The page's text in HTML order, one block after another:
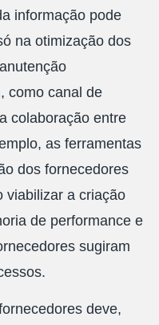
informação pode
na otimização dos
como canal de
colaboração entre
as ferramentas
dos fornecedores
viabilizar a criação
de performance e
sugiram
deve,